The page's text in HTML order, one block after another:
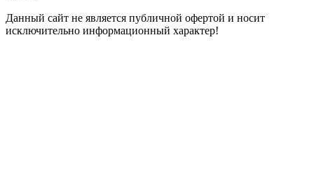
Данный сайт не является публичной офертой и носит
исключительно информационный характер!